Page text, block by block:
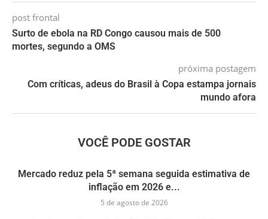
post frontal
Surto de ebola na RD Congo causou mais de 500
mortes, segundo a OMS
próxima postagem
Com críticas, adeus do Brasil à Copa estampa jornais
mundo afora
VOCÊ PODE GOSTAR
Mercado reduz pela 5ª semana seguida estimativa de
inflação em 2026 e...
5 de agosto de 2026